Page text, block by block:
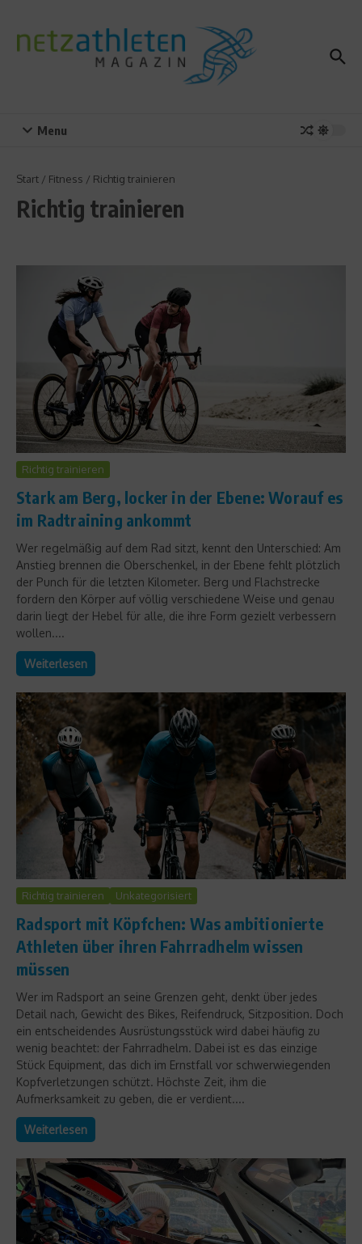
Menu
Start / Fitness / Richtig trainieren
Richtig trainieren
Richtig trainieren
Stark am Berg, locker in der Ebene: Worauf es
im Radtraining ankommt
Wer regelmäßig auf dem Rad sitzt, kennt den Unterschied: Am
Anstieg brennen die Oberschenkel, in der Ebene fehlt plötzlich
der Punch für die letzten Kilometer. Berg und Flachstrecke
fordern den Körper auf völlig verschiedene Weise und genau
darin liegt der Hebel für alle, die ihre Form gezielt verbessern
wollen....
Weiterlesen
Richtig trainieren Unkategorisiert
Radsport mit Köpfchen: Was ambitionierte
Athleten über ihren Fahrradhelm wissen
müssen
Wer im Radsport an seine Grenzen geht, denkt über jedes
Detail nach, Gewicht des Bikes, Reifendruck, Sitzposition. Doch
ein entscheidendes Ausrüstungsstück wird dabei häufig zu
wenig beachtet: der Fahrradhelm. Dabei ist es das einzige
Stück Equipment, das dich im Ernstfall vor schwerwiegenden
Kopfverletzungen schützt. Höchste Zeit, ihm die
Aufmerksamkeit zu geben, die er verdient....
Weiterlesen